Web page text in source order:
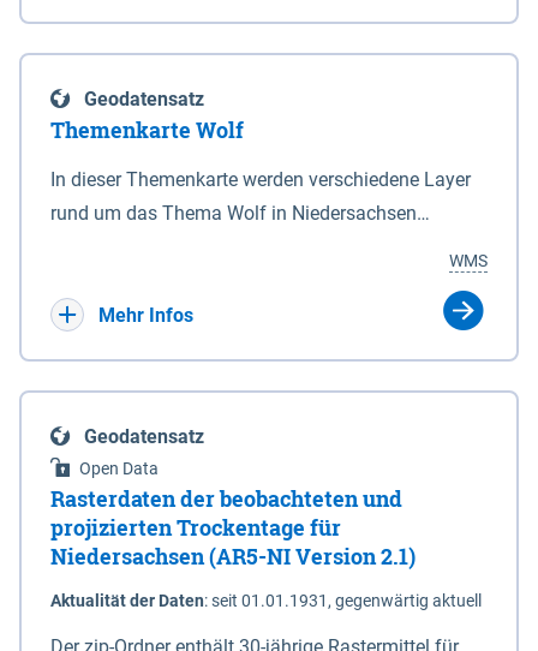
enthalten. Sperrwerke Sperrwerke sind Bauwerke
mit Sperrvorrichtungen in Tidegewässern, die dem
Schutz eines Gebietes vor erhöhten Tiden, vor allem
vor Sturmfluten, zu dienen bestimmt sind (§2 Abs.3
Eigenschaft eines Sperrwerkes durch Widmung, die
die Deichbehörde durch Verordnung ausspricht.
Geodatensatz
Themenkarte Wolf
In dieser Themenkarte werden verschiedene Layer
rund um das Thema Wolf in Niedersachsen
sowie Status der bestehenden Wolfsterritorien im
laufenden Monitoringjahr.
WMS
Mehr Infos
Geodatensatz
Open Data
Rasterdaten der beobachteten und
projizierten Trockentage für
Niedersachsen (AR5-NI Version 2.1)
Aktualität der Daten:seit 01.01.1931, gegenwärtig aktuell